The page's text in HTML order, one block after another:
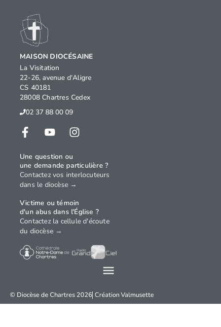
© Diocèse de Chartres 2026 CréationValmusette
MAISON DIOCÉSAINE
La Visitation
22-26, avenue d'Aligre
CS 40181
28008 Chartres Cedex
02 37 88 00 09
Une question ou
une demande particulière ?
Contactez vos interlocuteurs
dans le diocèse →
Victime ou témoin
d'un abus dans l'Église ?
Contactez la cellule d'écoute
du diocèse →